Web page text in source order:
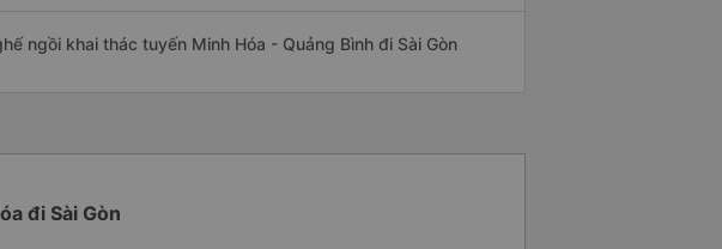
ngồi khai thác tuyến Minh Hóa - Quảng Bình đi Sài Gòn
đi Sài Gòn